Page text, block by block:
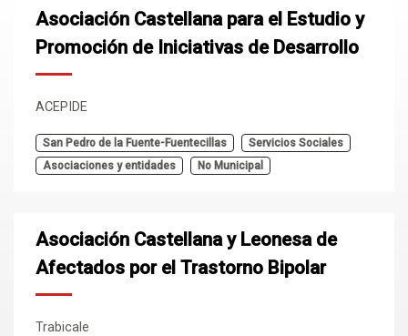
Asociación Castellana para el Estudio y
Promoción de Iniciativas de Desarrollo
ACEPIDE
San Pedro de la Fuente-Fuentecillas
Servicios Sociales
Asociaciones y entidades
No Municipal
Asociación Castellana y Leonesa de
Afectados por el Trastorno Bipolar
Trabicale